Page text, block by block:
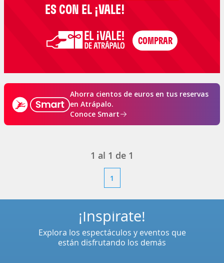
ES CON EL ¡VALE!
Ahorra cientos de euros en tus reservas
en Atrápalo.
Conoce Smart
1 al 1 de 1
1
¡Inspírate!
Explora los espectáculos y eventos que
están disfrutando los demás